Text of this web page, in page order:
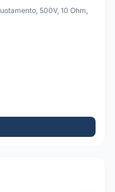
500V, 10 Ohm,